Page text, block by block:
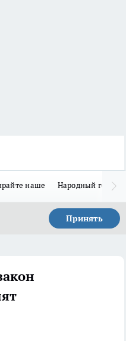
наше Народный герой-
Принять